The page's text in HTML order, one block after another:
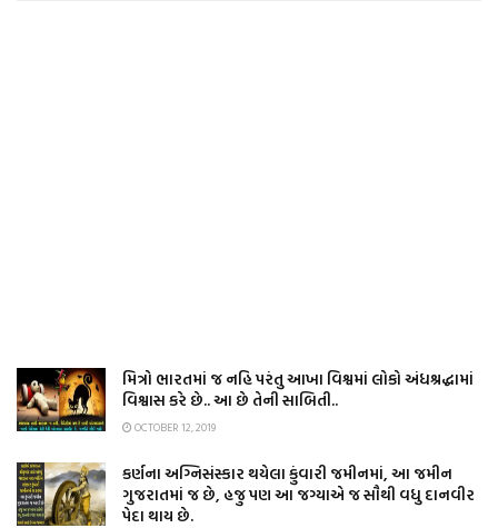
મિત્રો ભારતમાં જ નહિ પરંતુ આખા વિશ્વમાં લોકો અંધશ્રદ્ધામાં
વિશ્વાસ કરે છે.. આ છે તેની સાબિતી..
OCTOBER 12, 2019
કર્ણના અગ્નિસંસ્કાર થયેલા કુંવારી જમીનમાં, આ જમીન
ગુજરાતમાં જ છે, હજુ પણ આ જગ્યાએ જ સૌથી વધુ દાનવીર
પેદા થાય છે.